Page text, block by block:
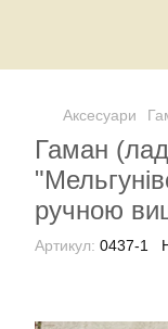
Аксесуари
Гаман
ручною
Артикул: 0437-1